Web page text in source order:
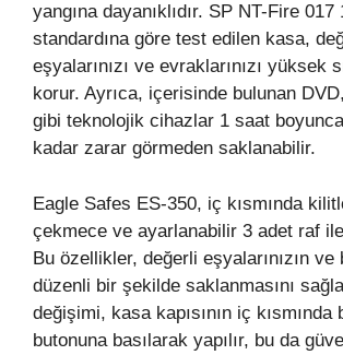
yangına dayanıklıdır. SP NT-Fire 017
standardına göre test edilen kasa,
eşyalarınızı ve evraklarınızı yüksek
korur. Ayrıca, içerisinde bulunan
gibi teknolojik cihazlar 1 saat boyunca
kadar zarar görmeden saklanabilir.
Eagle Safes ES-350, iç kısmında
çekmece ve ayarlanabilir 3 adet raf ile
Bu özellikler, değerli eşyalarınızın
düzenli bir şekilde saklanmasını
değişimi, kasa kapısının iç kısmında
butonuna basılarak yapılır, bu da